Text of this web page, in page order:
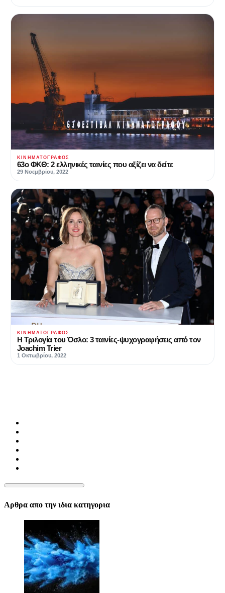
ΚΙΝΗΜΑΤΟΓΡΆΦΟΣ
63ο ΦΚΘ: 2 ελληνικές ταινίες που αξίζει να δείτε
29 Νοεμβρίου, 2022
ΚΙΝΗΜΑΤΟΓΡΆΦΟΣ
Η Τριλογία του Όσλο: 3 ταινίες-ψυχογραφήσεις από τον
Joachim Trier
1 Οκτωβρίου, 2022
Αρθρα απο την ιδια κατηγορια